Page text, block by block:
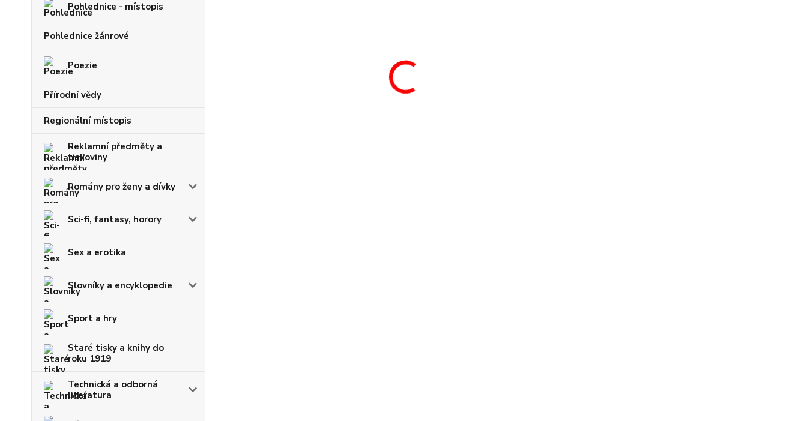
Pohlednice - místopis
Pohlednice žánrové
Poezie
Přírodní vědy
Regionální místopis
Reklamní předměty a
tiskoviny
Romány pro ženy a dívky
Sci-fi, fantasy, horory
Sex a erotika
Slovníky a encyklopedie
Sport a hry
Staré tisky a knihy do
roku 1919
Technická a odborná
literatura